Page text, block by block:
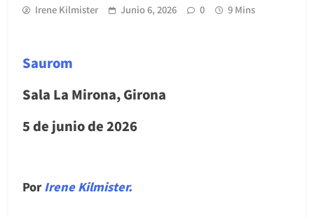
Irene Kilmister Junio 6, 2026 0 9 Mins
Saurom
Sala La Mirona, Girona
5 de junio de 2026
PorIrene Kilmister.